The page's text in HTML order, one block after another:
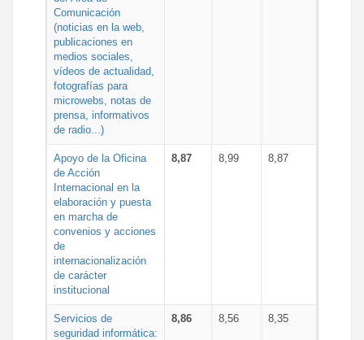
Comunicación
(noticias en la web,
publicaciones en
medios sociales,
vídeos de actualidad,
fotografías para
microwebs, notas de
prensa, informativos
de radio...)
Apoyo de la Oficina
de Acción
Internacional en la
elaboración y puesta
en marcha de
convenios y acciones
de
internacionalización
de carácter
institucional
8,87 8,99 8,87
Servicios de
seguridad informática:
8,86 8,56 8,35